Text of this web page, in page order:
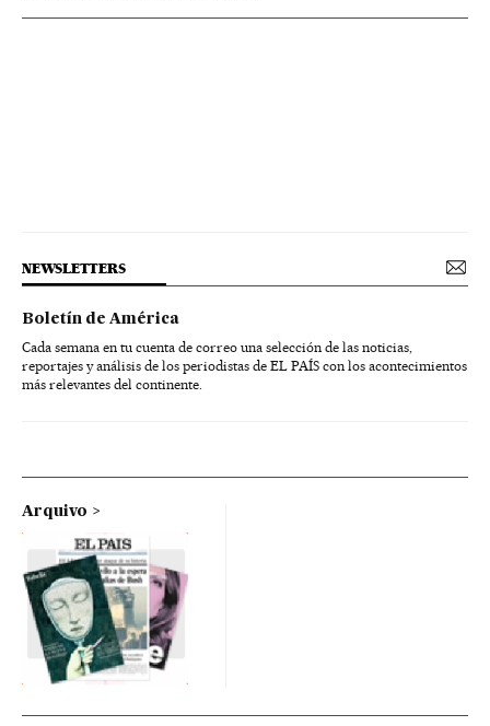
NEWSLETTERS
Boletín de América
Cada semana en tu cuenta de correo una selección de las noticias,
reportajes y análisis de los periodistas de EL PAÍS con los acontecimientos
más relevantes del continente.
Arquivo